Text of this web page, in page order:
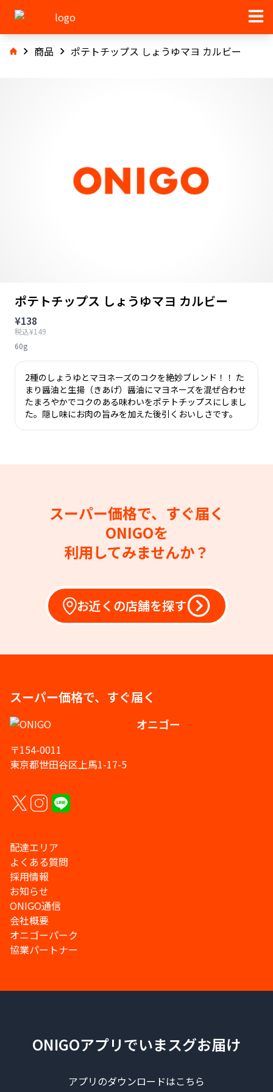
商品 ポテトチップス しょうゆマヨ カルビー
ポテトチップス しょうゆマヨ カルビー
¥138
税込¥149
60g
2種のしょうゆとマヨネーズのコクを絶妙ブレンド！！ た
まり醤油と生揚（きあげ）醤油にマヨネーズを混ぜ合わせ
たまろやかでコクのある味わいをポテトチップスにしまし
た。隠し味にお肉の旨みを加えた後引くおいしさです。
スーパー価格で、すぐ届く
ONIGOを
利用してみませんか？
お近くの店舗を探す
スーパー価格で、すぐ届く
オニゴー
〒154-0011
東京都世田谷区上馬1-17-5
配達エリア
よくある質問
採用情報
お知らせ
ONIGO通信
会社概要
オニゴーパーク
協業パートナー
ONIGOアプリでいまスグお届け
アプリのダウンロードはこちら